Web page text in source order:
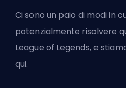
Ci sono un paio di modi in
potenzialmente risolvere
League of Legends, e
qui.